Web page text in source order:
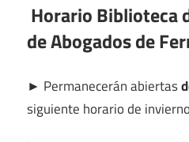
Horario Biblioteca
de Abogados de
► Permanecerán abiertas
siguiente horario de